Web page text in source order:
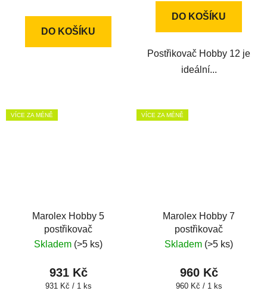
DO KOŠÍKU
DO KOŠÍKU
Postřikovač Hobby 12 je
ideální...
VÍCE ZA MÉNĚ
Marolex Hobby 5
postřikovač
Skladem (>5 ks)
931 Kč
Měrná
931 Kč / 1 ks
VÍCE ZA MÉNĚ
Marolex Hobby 7
postřikovač
Skladem (>5 ks)
960 Kč
Měrná
960 Kč / 1 ks